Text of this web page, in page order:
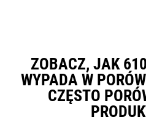
ZOBACZ, JAK
WYPADA W
CZĘSTO